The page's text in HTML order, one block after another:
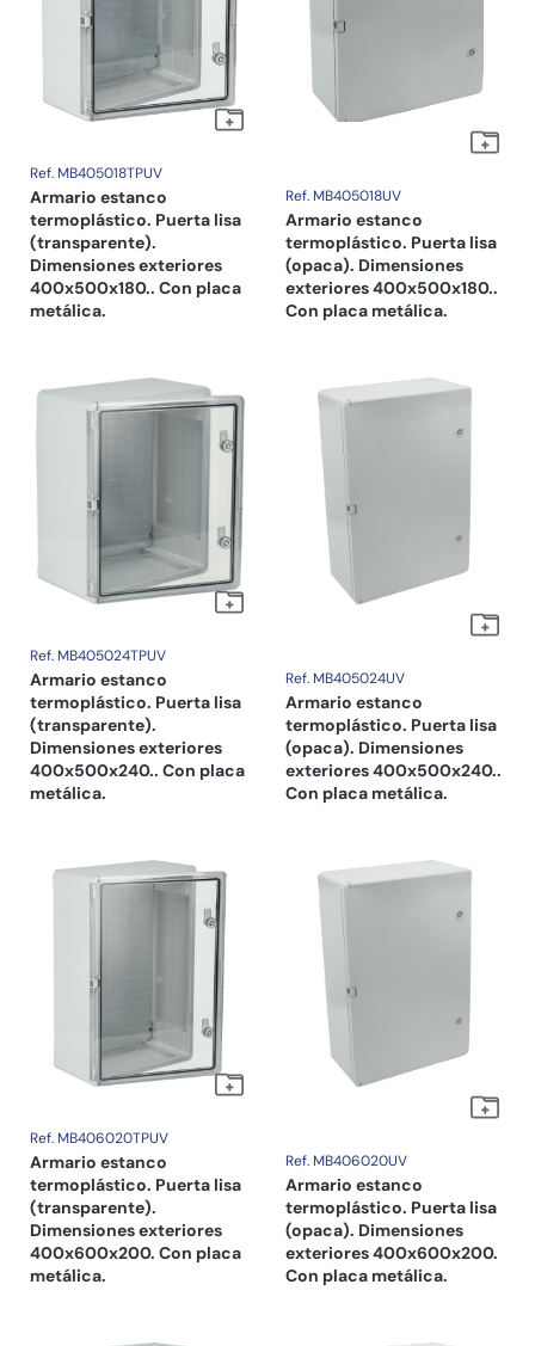
Ref. MB405018TPUV
Armario estanco
termoplástico. Puerta lisa
(transparente).
Dimensiones exteriores
400x500x180.. Con placa
metálica.
Ref. MB405018UV
Armario estanco
termoplástico. Puerta lisa
(opaca). Dimensiones
exteriores 400x500x180..
Con placa metálica.
Ref. MB405024TPUV
Armario estanco
termoplástico. Puerta lisa
(transparente).
Dimensiones exteriores
400x500x240.. Con placa
metálica.
Ref. MB405024UV
Armario estanco
termoplástico. Puerta lisa
(opaca). Dimensiones
exteriores 400x500x240..
Con placa metálica.
Ref. MB406020TPUV
Armario estanco
termoplástico. Puerta lisa
(transparente).
Dimensiones exteriores
400x600x200. Con placa
metálica.
Ref. MB406020UV
Armario estanco
termoplástico. Puerta lisa
(opaca). Dimensiones
exteriores 400x600x200.
Con placa metálica.